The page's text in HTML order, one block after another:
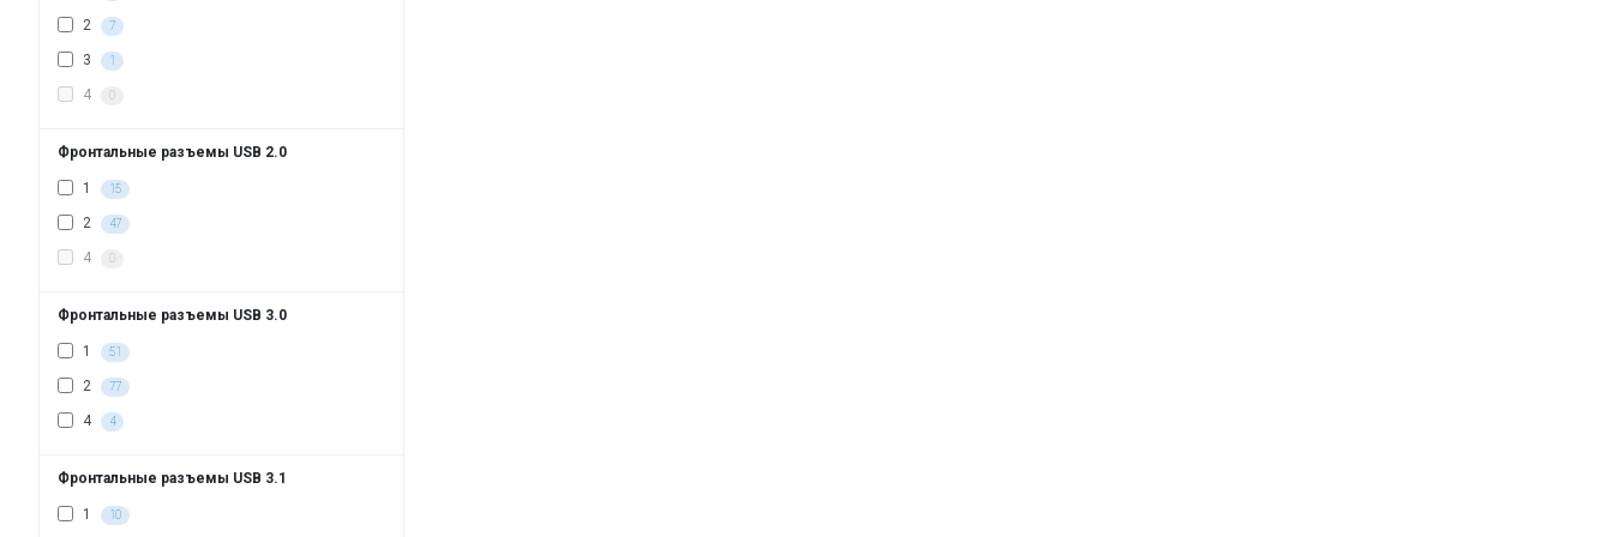
2 7
3 1
4 0
Фронтальные разъемы USB 2.0
1 15
2 47
4 0
Фронтальные разъемы USB 3.0
1 51
2 77
4 4
Фронтальные разъемы USB 3.1
1 10